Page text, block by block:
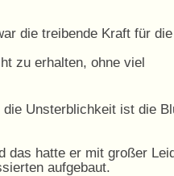
die treibende Kraft für die
zu erhalten, ohne viel
Unsterblichkeit ist die
das hatte er mit großer
aufgebaut.